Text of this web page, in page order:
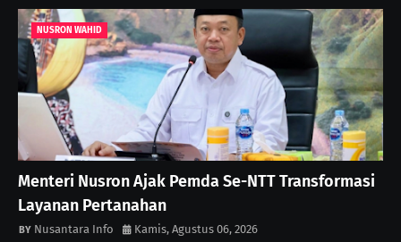
NUSRON WAHID
Menteri Nusron Ajak Pemda Se-NTT Transformasi
Layanan Pertanahan
Nusantara Info Kamis, Agustus 06, 2026